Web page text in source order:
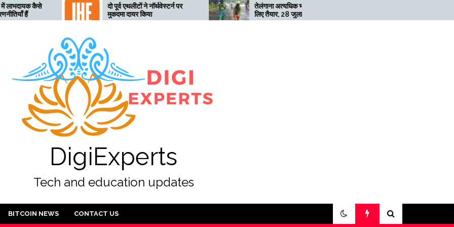
दो पूर्व एथलीटों ने नॉर्थवेस्टर्न पर
मुकदमा दायर किया
तेलंगाना अत्यधिक भारी बारिश के
लिए तैयार, 28 जुलाई तक ‘रेड’
अलर्ट जारी
नहीं हुई तो खनन लाभदायक नहीं है
DigiExperts
Tech and education updates
BITCOIN NEWS CONTACT US